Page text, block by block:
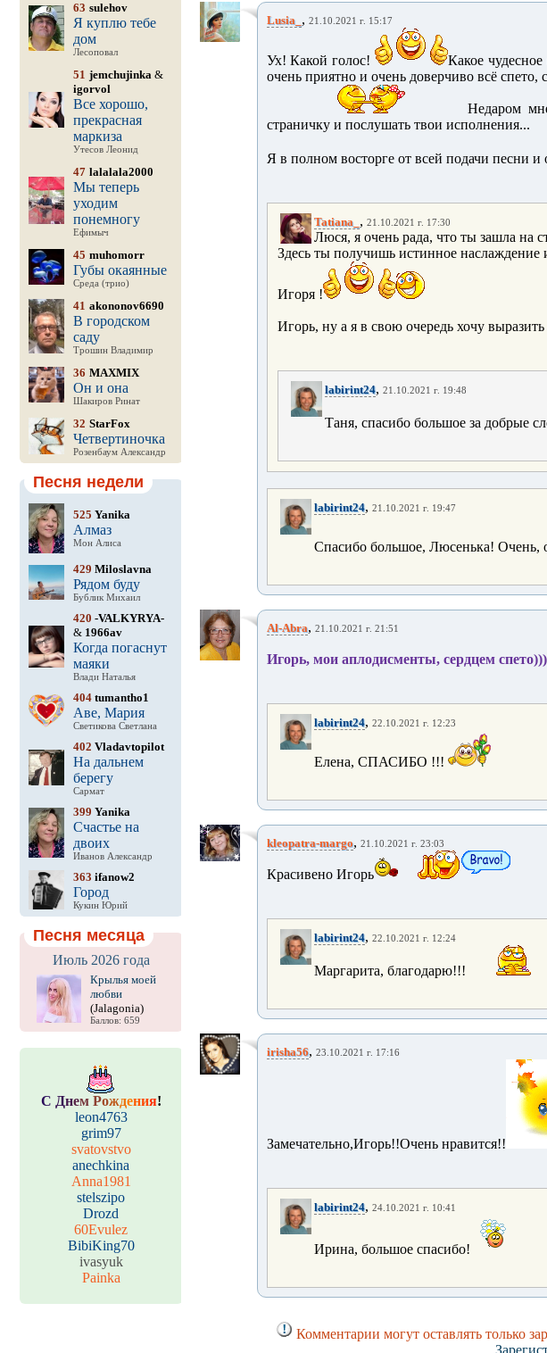
63 sulehov
Я куплю тебе
дом
Лесоповал
51 jemchujinka&
igorvol
Все хорошо,
прекрасная
маркиза
Утесов Леонид
47 lalalala2000
Мы теперь
уходим
понемногу
Ефимыч
45 muhomorr
Губы окаянные
Среда (трио)
41 akononov6690
В городском
саду
Трошин Владимир
36 MAXMIX
Он и она
Шакиров Ринат
32 StarFox
Четвертиночка
Розенбаум Александр
Песня недели
525 Yanika
Алмаз
Мон Алиса
429 Miloslavna
Рядом буду
Бублик Михаил
420 -VALKYRYA-
& 1966av
Когда погаснут
маяки
Влади Наталья
404tumantho1
Аве, Мария
Светикова Светлана
402 Vladavtopilot
На дальнем
берегу
Сармат
399 Yanika
Счастье на
двоих
Иванов Александр
363 ifanow2
Город
Кукин Юрий
Песня месяца
Июль 2026 года
Крылья моей
любви
(Jalagonia)
Баллов: 659
С Днем Рождения!
leon4763
grim97
svatovstvo
anechkina
Anna1981
stelszipo
Drozd
60Evulez
BibiKing70
ivasyuk
Painka
Lusia_ , 21.10.2021 г. 15:17
Ух! Какой голос! Какое
очень приятно и очень доверчиво всё спето,
Недаром
страничку и послушать твои исполнения...
Я в полном восторге от всей подачи песни и
Tatiana_ , 21.10.2021 г. 17:30
Люся, я очень рада, что ты зашла на
Здесь ты получишь истинное
Игоря !
Игорь, ну а я в свою очередь хочу
labirint24, 21.10.2021 г. 19:48
Таня, спасибо большое за добрые
labirint24, 21.10.2021 г. 19:47
Спасибо большое, Люсенька! Очень,
Al-Abra, 21.10.2021 г. 21:51
Игорь, мои аплодисменты, сердцем спето)))
labirint24, 22.10.2021 г. 12:23
Елена, СПАСИБО !!!
kleopatra-margo, 21.10.2021 г. 23:03
Красивено Игорь
labirint24, 22.10.2021 г. 12:24
Маргарита, благодарю!!!
irisha56, 23.10.2021 г. 17:16
Замечательно,Игорь!!Очень нравится!!
labirint24, 24.10.2021 г. 10:41
Ирина, большое спасибо!
Комментарии могут оставлять только